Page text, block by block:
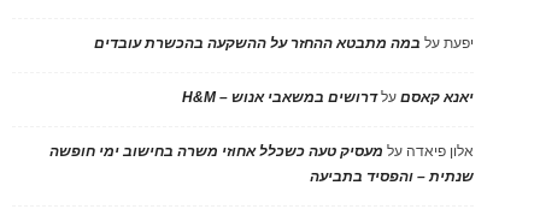
יפעתעל במה מתבטא ההחזר על ההשקעה בהכשרת עובדים
יאנא קאסםעלדרושים במשאבי אנוש – H&M
אלון פיאדה על מעסיק טעה כשכלל אחוזי משרה בחישוב ימי חופשה
שנתית – והפסיד בתביעה